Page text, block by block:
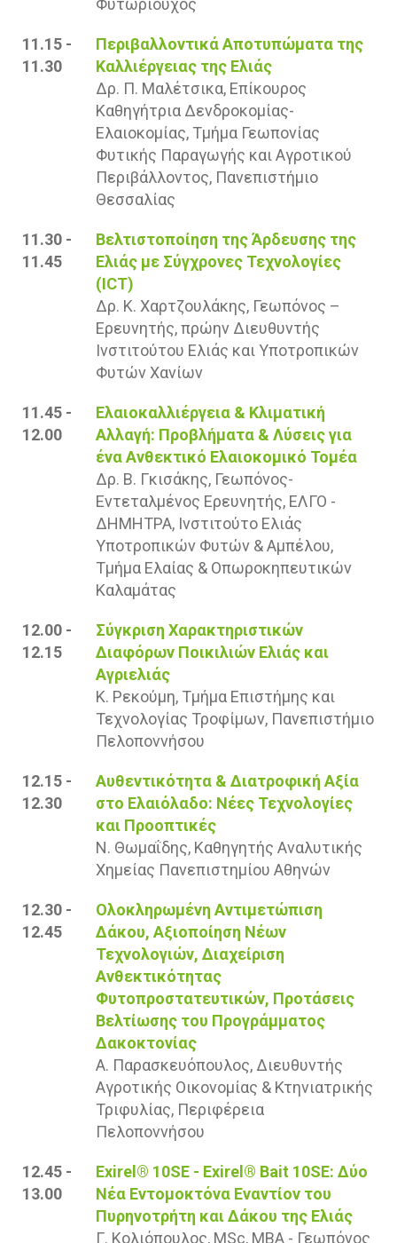
11.15 -
11.30
Περιβαλλοντικά Αποτυπώματα της
Καλλιέργειας της Ελιάς
Δρ. Π. Μαλέτσικα, Επίκουρος
Καθηγήτρια Δενδροκομίας-
Ελαιοκομίας, Τμήμα Γεωπονίας
Φυτικής Παραγωγής και Αγροτικού
Περιβάλλοντος, Πανεπιστήμιο
Θεσσαλίας
11.30 -
11.45
Βελτιστοποίηση της Άρδευσης της
Ελιάς με Σύγχρονες Τεχνολογίες
(ICT)
Δρ. Κ. Χαρτζουλάκης, Γεωπόνος –
Ερευνητής, πρώην Διευθυντής
Ινστιτούτου Ελιάς και Υποτροπικών
Φυτών Χανίων
11.45 -
12.00
Ελαιοκαλλιέργεια & Κλιματική
Αλλαγή: Προβλήματα & Λύσεις για
ένα Ανθεκτικό Ελαιοκομικό Τομέα
Δρ. Β. Γκισάκης, Γεωπόνος-
Εντεταλμένος Ερευνητής, ΕΛΓΟ -
ΔΗΜΗΤΡΑ, Ινστιτούτο Ελιάς
Υποτροπικών Φυτών & Αμπέλου,
Τμήμα Ελαίας & Οπωροκηπευτικών
Καλαμάτας
12.00 -
12.15
Σύγκριση Χαρακτηριστικών
Διαφόρων Ποικιλιών Ελιάς και
Αγριελιάς
Κ. Ρεκούμη, Τμήμα Επιστήμης και
Τεχνολογίας Τροφίμων, Πανεπιστήμιο
Πελοποννήσου
12.15 -
12.30
Αυθεντικότητα & Διατροφική Αξία
στο Ελαιόλαδο: Νέες Τεχνολογίες
και Προοπτικές
Ν. Θωμαΐδης, Καθηγητής Αναλυτικής
Χημείας Πανεπιστημίου Αθηνών
12.30 -
12.45
Ολοκληρωμένη Αντιμετώπιση
Δάκου, Αξιοποίηση Νέων
Τεχνολογιών, Διαχείριση
Ανθεκτικότητας
Φυτοπροστατευτικών, Προτάσεις
Βελτίωσης του Προγράμματος
Δακοκτονίας
Α. Παρασκευόπουλος, Διευθυντής
Αγροτικής Οικονομίας & Κτηνιατρικής
Τριφυλίας, Περιφέρεια
Πελοποννήσου
12.45 -
13.00
Exirel® 10SE - Exirel® Bait 10SE: Δύο
Νέα Εντομοκτόνα Εναντίον του
Πυρηνοτρήτη και Δάκου της Ελιάς
Γ. Κολιόπουλος, MSc, MBA - Γεωπόνος